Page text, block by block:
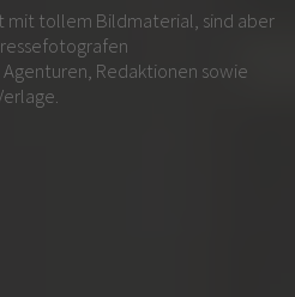
mit tollem Bildmaterial, sind aber
Redaktionen sowie